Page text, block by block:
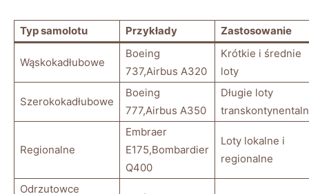
Typ samolotu Przykłady Zastosowanie
Wąskokadłubowe
Boeing
737,Airbus A320
Krótkie i średnie
loty
Szerokokadłubowe
Boeing
777,Airbus A350
Długie loty
Regionalne
Embraer
E175,Bombardier
Q400
Loty lokalne i
regionalne
Odrzutowce